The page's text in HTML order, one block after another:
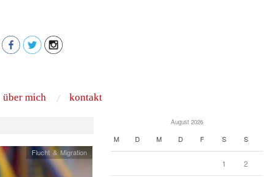
über mich kontakt
Flucht & Migration
August 2026
M D M D F S S
1 2